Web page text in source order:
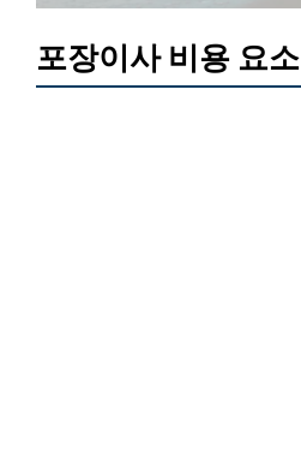
포장이사 비용 요소